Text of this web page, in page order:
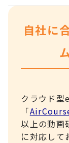
自社に
クラウド型
「
以上の動画
に対応して